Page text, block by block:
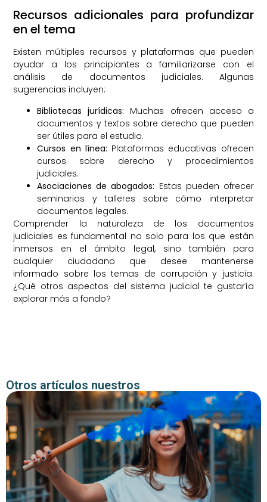
Recursos adicionales para profundizar
en el tema
Existen múltiples recursos y plataformas que pueden
ayudar a los principiantes a familiarizarse con el
análisis de documentos judiciales. Algunas
sugerencias incluyen:
Bibliotecas jurídicas: Muchas ofrecen acceso a
documentos y textos sobre derecho que pueden
ser útiles para el estudio.
Cursos en línea: Plataformas educativas ofrecen
cursos sobre derecho y procedimientos
judiciales.
Asociaciones de abogados: Estas pueden ofrecer
seminarios y talleres sobre cómo interpretar
documentos legales.
Comprender la naturaleza de los documentos
judiciales es fundamental no solo para los que están
inmersos en el ámbito legal, sino también para
cualquier ciudadano que desee mantenerse
informado sobre los temas de corrupción y justicia.
¿Qué otros aspectos del sistema judicial te gustaría
explorar más a fondo?
Otros artículos nuestros